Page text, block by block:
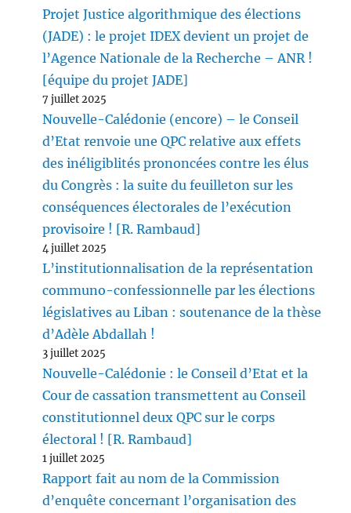
Projet Justice algorithmique des élections
(JADE) : le projet IDEX devient un projet de
l’Agence Nationale de la Recherche – ANR !
[équipe du projet JADE]
7 juillet 2025
Nouvelle-Calédonie (encore) – le Conseil
d’Etat renvoie une QPC relative aux effets
des inéligiblités prononcées contre les élus
du Congrès : la suite du feuilleton sur les
conséquences électorales de l’exécution
provisoire ! [R. Rambaud]
4 juillet 2025
L’institutionnalisation de la représentation
communo-confessionnelle par les élections
législatives au Liban : soutenance de la thèse
d’Adèle Abdallah !
3 juillet 2025
Nouvelle-Calédonie : le Conseil d’Etat et la
Cour de cassation transmettent au Conseil
constitutionnel deux QPC sur le corps
électoral ! [R. Rambaud]
1 juillet 2025
Rapport fait au nom de la Commission
d’enquête concernant l’organisation des